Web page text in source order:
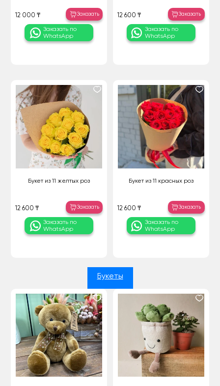
12 000 ₸ Заказать
Заказать по
WhatsApp
12 600 ₸ Заказать
Заказать по
WhatsApp
Букет из 11 желтых роз
12 600 ₸ Заказать
Заказать по
WhatsApp
Букет из 11 красных роз
12 600 ₸ Заказать
Заказать по
WhatsApp
Букеты